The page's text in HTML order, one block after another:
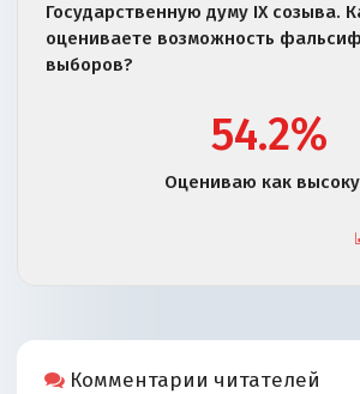
Государственную думу IX созыва.
оцениваете возможность
выборов?
54.2%
Оцениваю как
Комментарии читателей